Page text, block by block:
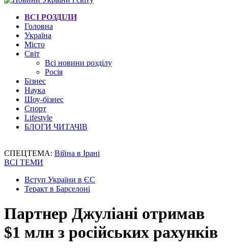
ВСІ РОЗДІЛИ
Головна
Україна
Місто
Світ
Всі новини розділу
Росія
Бізнес
Наука
Шоу-бізнес
Спорт
Lifestyle
БЛОГИ ЧИТАЧІВ
СПЕЦТЕМА: Війна в Ірані
ВСІ ТЕМИ
Вступ України в ЄС
Теракт в Барселоні
Партнер Джуліані отримав
$1 млн з російських рахунків